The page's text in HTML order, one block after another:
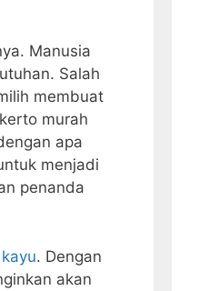
Manusia
Salah
membuat
murah
apa
menjadi
penanda
. Dengan
akan